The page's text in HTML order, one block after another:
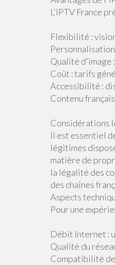
L'IPTV France
Flexibilité :
Qualité d'image
Coût : tarifs
Accessibilité :
Contenu
Considérations
Il est essentiel
légitimes
matière de
la légalité des
des chaînes
Aspects
Pour une
Débit Internet :
Qualité du
Compatibilité